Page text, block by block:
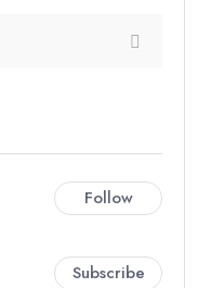
Follow
Subscribe